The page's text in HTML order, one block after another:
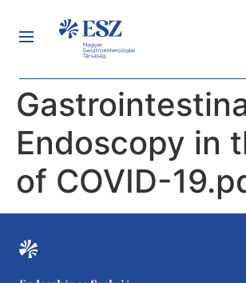
Endoscopy in
of COVID-